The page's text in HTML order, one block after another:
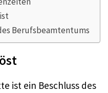
Berufsbeamtentums
ist ein Beschluss des